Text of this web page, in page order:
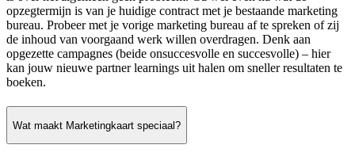
opzegtermijn is van je huidige contract met je bestaande marketing
bureau. Probeer met je vorige marketing bureau af te spreken of zij
de inhoud van voorgaand werk willen overdragen. Denk aan
opgezette campagnes (beide onsuccesvolle en succesvolle) – hier
kan jouw nieuwe partner learnings uit halen om sneller resultaten te
boeken.
Wat maakt Marketingkaart speciaal?